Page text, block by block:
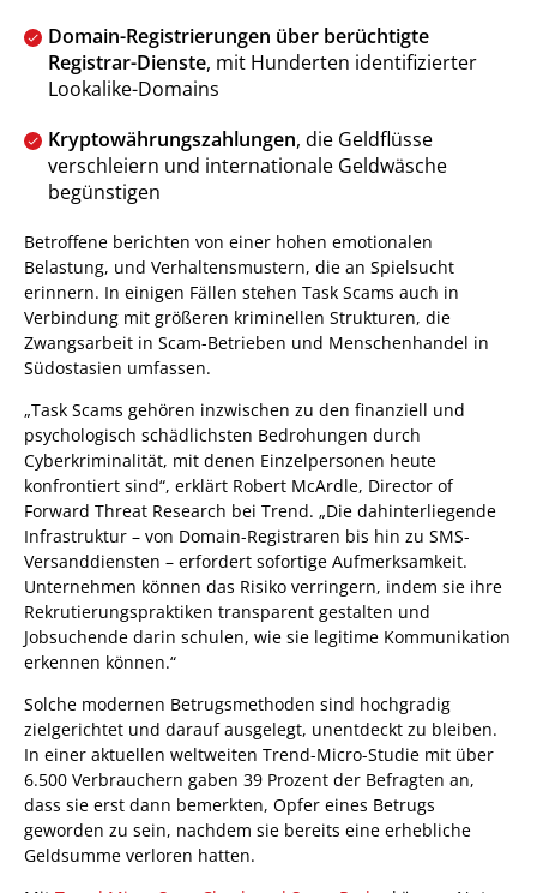
Domain-Registrierungen über berüchtigte
Registrar-Dienste, mit Hunderten identifizierter
Lookalike-Domains
Kryptowährungszahlungen, die Geldflüsse
verschleiern und internationale Geldwäsche
begünstigen
Betroffene berichten von einer hohen emotionalen
Belastung, und Verhaltensmustern, die an Spielsucht
erinnern. In einigen Fällen stehen Task Scams auch in
Verbindung mit größeren kriminellen Strukturen, die
Zwangsarbeit in Scam-Betrieben und Menschenhandel in
Südostasien umfassen.
„Task Scams gehören inzwischen zu den finanziell und
psychologisch schädlichsten Bedrohungen durch
Cyberkriminalität, mit denen Einzelpersonen heute
konfrontiert sind“, erklärt Robert McArdle, Director of
Forward Threat Research bei Trend. „Die dahinterliegende
Infrastruktur – von Domain-Registraren bis hin zu SMS-
Versanddiensten – erfordert sofortige Aufmerksamkeit.
Unternehmen können das Risiko verringern, indem sie ihre
Rekrutierungspraktiken transparent gestalten und
Jobsuchende darin schulen, wie sie legitime Kommunikation
erkennen können.“
Solche modernen Betrugsmethoden sind hochgradig
zielgerichtet und darauf ausgelegt, unentdeckt zu bleiben.
In einer aktuellen weltweiten Trend-Micro-Studie mit über
6.500 Verbrauchern gaben 39 Prozent der Befragten an,
dass sie erst dann bemerkten, Opfer eines Betrugs
geworden zu sein, nachdem sie bereits eine erhebliche
Geldsumme verloren hatten.